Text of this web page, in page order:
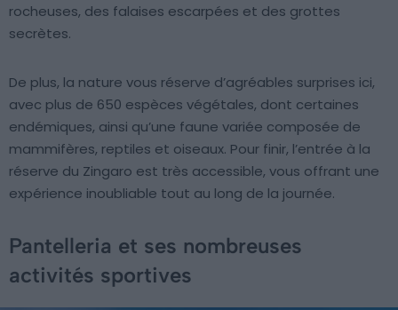
rocheuses, des falaises escarpées et des grottes
secrètes.
De plus, la nature vous réserve d’agréables surprises ici,
avec plus de 650 espèces végétales, dont certaines
endémiques, ainsi qu’une faune variée composée de
mammifères, reptiles et oiseaux. Pour finir, l’entrée à la
réserve du Zingaro est très accessible, vous offrant une
expérience inoubliable tout au long de la journée.
Pantelleria et ses nombreuses
activités sportives